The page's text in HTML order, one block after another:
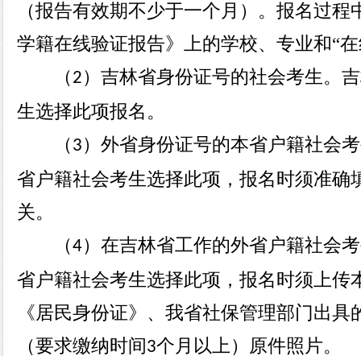
（报告有效期不少于一个月）。报名过
学籍在线验证报告》上的学校、专业和“
（2）吉林省身份证号的社会考生。
生选择此项报名。
（3）外省身份证号的本省户籍社会
省户籍社会考生选择此项，报名时须准确
关。
（4）在吉林省工作的外省户籍社会
省户籍社会考生选择此项，报名时须上传
《居民身份证》、我省社保管理部门出
（要求缴纳时间3个月以上）原件照片。